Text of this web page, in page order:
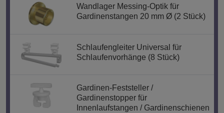
Wandlager Messing-Optik für
Gardinenstangen 20 mm Ø (2 Stück)
Schlaufengleiter Universal für
Schlaufenvorhänge (8 Stück)
Gardinen-Feststeller /
Gardinenstopper für
Innenlaufstangen / Gardinenschienen